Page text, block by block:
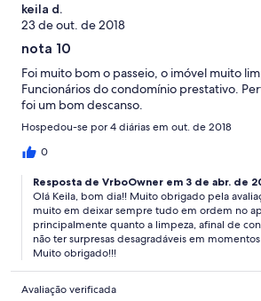
keila d.
23 de out. de 2018
nota 10
Foi muito bom o passeio, o imóvel muito
Funcionários do condomínio prestativo.
foi um bom descanso.
Hospedou-se por 4 diárias em out. de 2018
0
Resposta de VrboOwner em 3 de abr. de
Olá Keila, bom dia!! Muito obrigado pela
muito em deixar sempre tudo em ordem no
principalmente quanto a limpeza, afinal de
não ter surpresas desagradáveis em
Muito obrigado!!!
Avaliação verificada